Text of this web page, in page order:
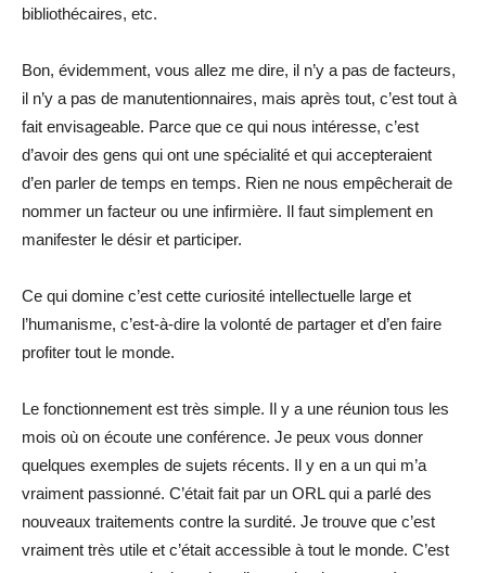
bibliothécaires, etc.
Bon, évidemment, vous allez me dire, il n’y a pas de facteurs,
il n’y a pas de manutentionnaires, mais après tout, c’est tout à
fait envisageable. Parce que ce qui nous intéresse, c’est
d’avoir des gens qui ont une spécialité et qui accepteraient
d’en parler de temps en temps. Rien ne nous empêcherait de
nommer un facteur ou une infirmière. Il faut simplement en
manifester le désir et participer.
Ce qui domine c’est cette curiosité intellectuelle large et
l’humanisme, c’est-à-dire la volonté de partager et d’en faire
profiter tout le monde.
Le fonctionnement est très simple. Il y a une réunion tous les
mois où on écoute une conférence. Je peux vous donner
quelques exemples de sujets récents. Il y en a un qui m’a
vraiment passionné. C’était fait par un ORL qui a parlé des
nouveaux traitements contre la surdité. Je trouve que c’est
vraiment très utile et c’était accessible à tout le monde. C’est